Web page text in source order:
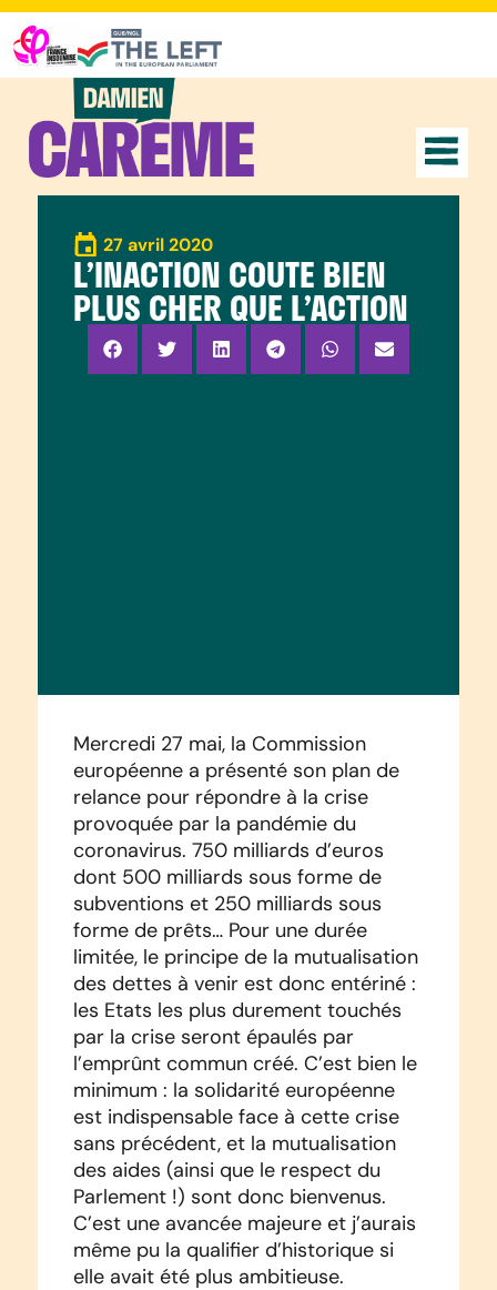
27 avril 2020
L’INACTION COUTE BIEN
PLUS CHER QUE L’ACTION
Mercredi 27 mai, la Commission
européenne a présenté son plan de
relance pour répondre à la crise
provoquée par la pandémie du
coronavirus. 750 milliards d’euros
dont 500 milliards sous forme de
subventions et 250 milliards sous
forme de prêts… Pour une durée
limitée, le principe de la mutualisation
des dettes à venir est donc entériné :
les Etats les plus durement touchés
par la crise seront épaulés par
l’emprûnt commun créé. C’est bien le
minimum : la solidarité européenne
est indispensable face à cette crise
sans précédent, et la mutualisation
des aides (ainsi que le respect du
Parlement !) sont donc bienvenus.
C’est une avancée majeure et j’aurais
même pu la qualifier d’historique si
elle avait été plus ambitieuse.